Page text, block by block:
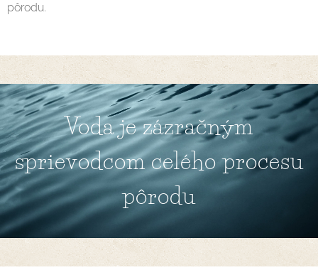
pôrodu.
Voda je zázračným
sprievodcom celého procesu
pôrodu